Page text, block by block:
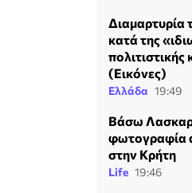
Διαμαρτυρία
κατά της
(Εικόνες)
Ελλάδα 19:49
Βάσω
φωτογραφία
στην Κρήτη
Life 19:46